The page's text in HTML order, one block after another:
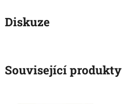
Diskuze
Související produkty